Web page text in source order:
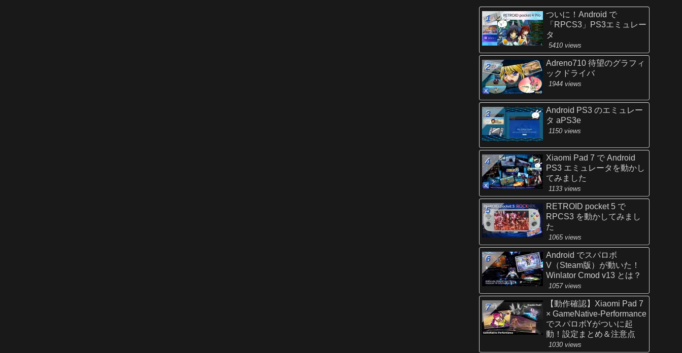
ついに！Android で
「RPCS3」PS3エミュレー
タ
5410 views
Adreno710 待望のグラフィ
ックドライバ
1944 views
Android PS3 のエミュレー
タ aPS3e
1150 views
Xiaomi Pad 7 で Android
PS3 エミュレータを動かし
てみました
1133 views
RETROID pocket 5 で
RPCS3 を動かしてみまし
た
1065 views
Android でスパロボ
V（Steam版）が動いた！
Winlator Cmod v13 とは？
1057 views
【動作確認】Xiaomi Pad 7
× GameNative-Performance
でスパロボYがついに起
動！設定まとめ＆注意点
1030 views